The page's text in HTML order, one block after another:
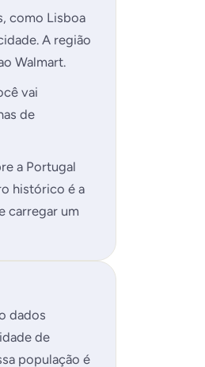
como Lisboa
A região
Walmart.
vai
de
a Portugal
histórico é a
carregar um
dados
de
população é